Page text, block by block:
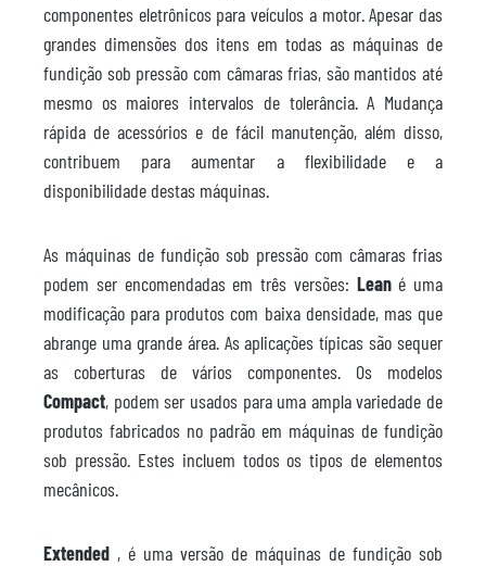
componentes eletrônicos para veículos a motor. Apesar das
grandes dimensões dos itens em todas as máquinas de
fundição sob pressão com câmaras frias, são mantidos até
mesmo os maiores intervalos de tolerância. A Mudança
rápida de acessórios e de fácil manutenção, além disso,
contribuem para aumentar a flexibilidade e a
disponibilidade destas máquinas.
As máquinas de fundição sob pressão com câmaras frias
podem ser encomendadas em três versões: Leané uma
modificação para produtos com baixa densidade, mas que
abrange uma grande área. As aplicações típicas são sequer
as coberturas de vários componentes. Os modelos
Compact, podem ser usados para uma ampla variedade de
produtos fabricados no padrão em máquinas de fundição
sob pressão. Estes incluem todos os tipos de elementos
mecânicos.
Extended , é uma versão de máquinas de fundição sob